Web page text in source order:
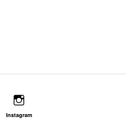
Instagram